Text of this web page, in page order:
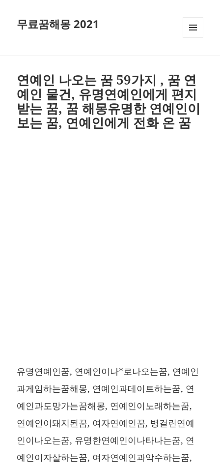
무료꿈해몽 2021
연예인 나오는 꿈 59가지 , 꿈 연
예인 물건, 유명연예인에게 편지
받는 꿈, 꿈 해몽유명한 연예인이
보는 꿈, 연예인에게 전화 온 꿈
유명연예인꿈, 연예인이나*로나오는꿈, 연예인
과게임하는꿈해몽, 연예인과데이트하는꿈, 연
예인과도망가는꿈해몽, 연예인이노래하는꿈,
연예인이돼지된꿈, 여자연예인꿈, 병걸린연예
인이나오는꿈, 유명한연예인이나타나는꿈, 연
예인이자살하는꿈, 여자연예인과악수하는꿈,